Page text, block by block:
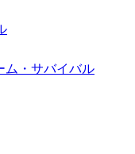
ム・サバイバル